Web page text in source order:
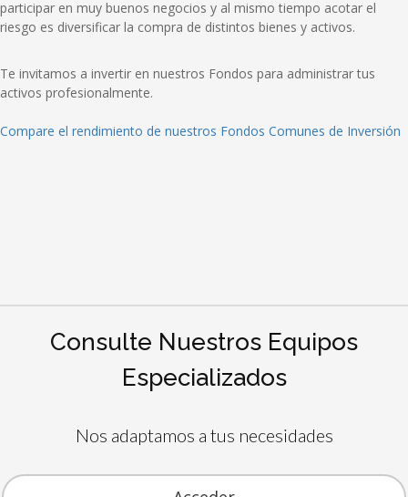
participar en muy buenos negocios y al mismo tiempo acotar el
riesgo es diversificar la compra de distintos bienes y activos.
Te invitamos a invertir en nuestros Fondos para administrar tus
activos profesionalmente.
Compare el rendimiento de nuestros Fondos Comunes de Inversión
Consulte Nuestros Equipos
Especializados
Nos adaptamos a tus necesidades